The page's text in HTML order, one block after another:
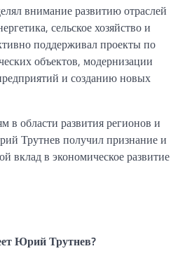
внимание развитию отраслей
сельское хозяйство и
поддерживал проекты по
объектов, модернизации
и созданию новых
в области развития регионов и
Трутнев получил признание и
вклад в экономическое развитие
Юрий Трутнев?